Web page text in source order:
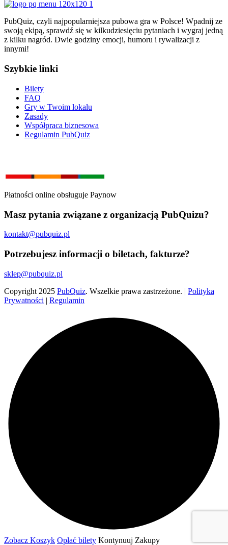
PubQuiz, czyli najpopularniejsza pubowa gra w Polsce! Wpadnij ze
swoją ekipą, sprawdź się w kilkudziesięciu pytaniach i wygraj jedną
z kilku nagród. Dwie godziny emocji, humoru i rywalizacji z
innymi!
Szybkie linki
Bilety
FAQ
Gry w Twoim lokalu
Zasady
Współpraca biznesowa
Regulamin PubQuiz
Płatności online obsługuje Paynow
Masz pytania związane z organizacją PubQuizu?
kontakt@pubquiz.pl
Potrzebujesz informacji o biletach, fakturze?
sklep@pubquiz.pl
Copyright 2025 PubQuiz. Wszelkie prawa zastrzeżone. | Polityka
Prywatności | Regulamin
Zobacz Koszyk Opłać bilety Kontynuuj Zakupy